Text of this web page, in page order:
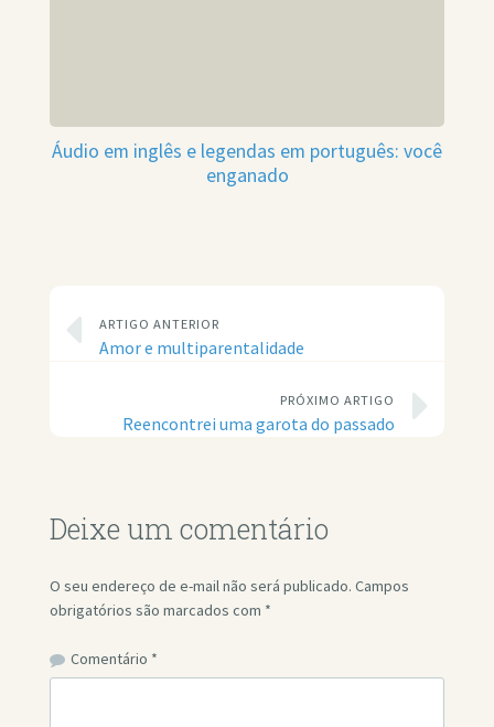
Áudio em inglês e legendas em português: você
enganado
ARTIGO ANTERIOR
Amor e multiparentalidade
PRÓXIMO ARTIGO
Reencontrei uma garota do passado
Deixe um comentário
O seu endereço de e-mail não será publicado. Campos
obrigatórios são marcados com *
Comentário *